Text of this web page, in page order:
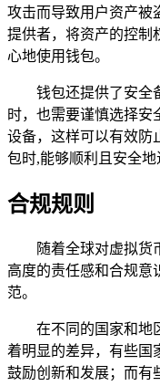
攻击而导致用户资产被
提供者，将资产的控制
心地使用钱包。
钱包还提供了安全
时，也需要谨慎选择安
设备，这样可以有效防
包时,能够顺利且安全地
合规规则
随着全球对虚拟货
高度的责任感和合规意
范。
在不同的国家和地
着明显的差异，有些国
鼓励创新和发展；而有